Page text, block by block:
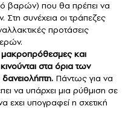
βαρών) που θα πρέπει να
συνέχεια οι τράπεζες
προτάσεις
μακροπρόθεσμες και
στα όρια των
Πάντως για να
να υπάρχει μια ρύθμιση σε
εχει υπογραφεί η σχετική